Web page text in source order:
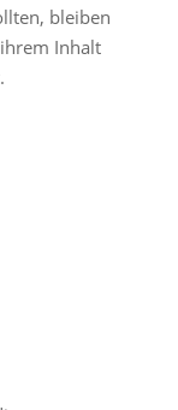
bleiben
Inhalt